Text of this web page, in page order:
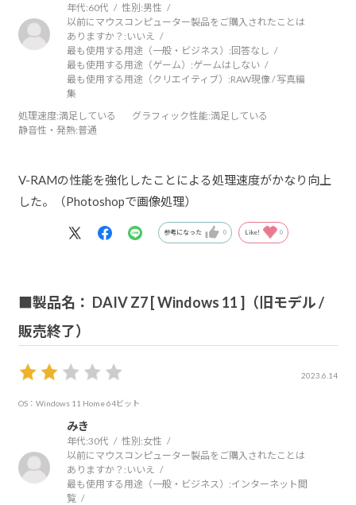
年代:60代 性別:男性
以前にマウスコンピューター製品をご購入されたことは
ありますか？: いいえ
最も使用する用途（一般・ビジネス）: 回答なし
最も使用する用途（ゲーム）:ゲームはしない
最も使用する用途（クリエイティブ）:RAW現像 / 写真編
集
処理速度:満足している グラフィック性能:満足している
静音性・発熱:普通
V-RAMの性能を強化したことによる処理速度がかなり向上
した。（Photoshopで画像処理）
参考になった 0 Like! 0
■製品名： DAIV Z7 [ Windows 11 ]（旧モデル /
販売終了）
2023.6.14
OS：Windows 11 Home 64ビット
みき
年代:30代 性別:女性
以前にマウスコンピューター製品をご購入されたことは
ありますか？: いいえ
最も使用する用途（一般・ビジネス）:インターネット閲
覧